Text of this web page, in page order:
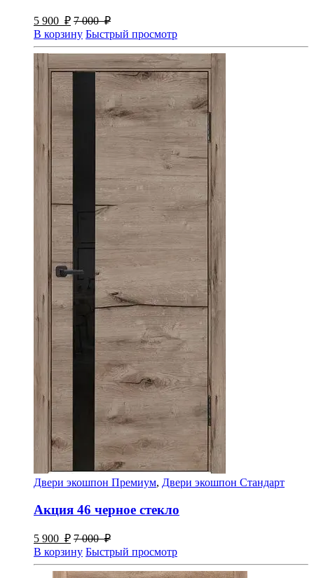
5 900 ₽ 7 000 ₽
В корзину Быстрый просмотр
Двери экошпон Премиум, Двери экошпон Стандарт
Акция 46 черное стекло
5 900 ₽ 7 000 ₽
В корзину Быстрый просмотр